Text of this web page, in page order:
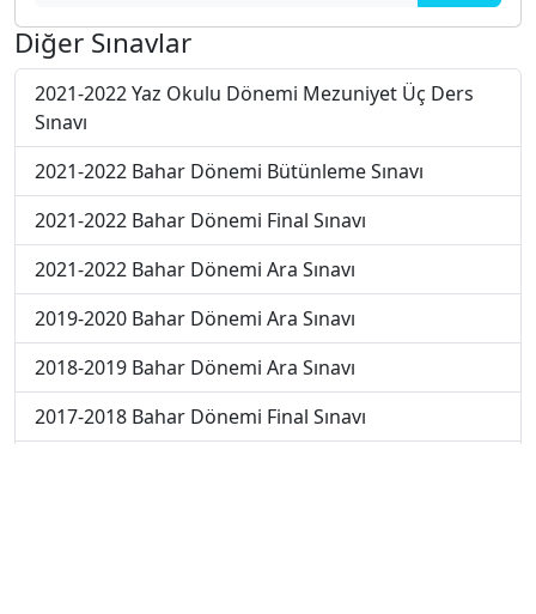
Diğer Sınavlar
2021-2022 Yaz Okulu Dönemi Mezuniyet Üç Ders
Sınavı
2021-2022 Bahar Dönemi Bütünleme Sınavı
2021-2022 Bahar Dönemi Final Sınavı
2021-2022 Bahar Dönemi Ara Sınavı
2019-2020 Bahar Dönemi Ara Sınavı
2018-2019 Bahar Dönemi Ara Sınavı
2017-2018 Bahar Dönemi Final Sınavı